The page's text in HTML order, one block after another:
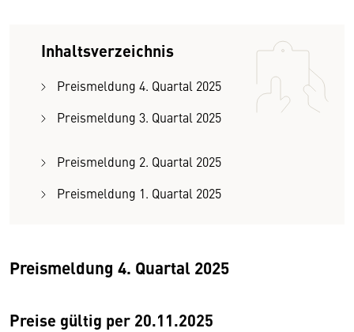
Inhaltsverzeichnis
Preismeldung 4. Quartal 2025
Preismeldung 3. Quartal 2025
Preismeldung 2. Quartal 2025
Preismeldung 1. Quartal 2025
Preismeldung 4. Quartal 2025
Preise gültig per 20.11.2025